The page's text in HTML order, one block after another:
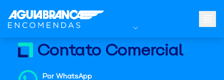
Contato Comercial
Por WhatsApp